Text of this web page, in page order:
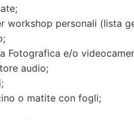
workshop personali (lista
Fotografica e/o
audio;
o matite con fogli;